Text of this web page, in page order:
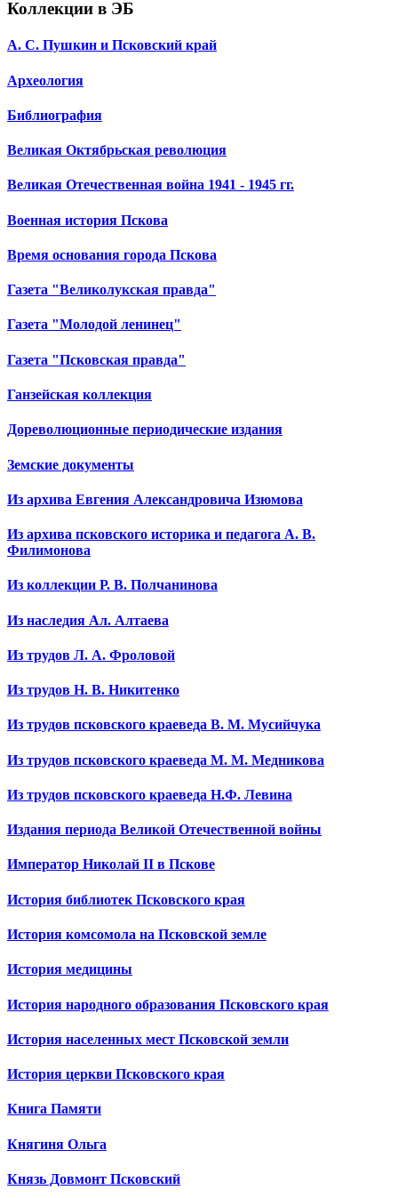
Коллекции в ЭБ
А. С. Пушкин и Псковский край
Археология
Библиография
Великая Октябрьская революция
Великая Отечественная война 1941 - 1945 гг.
Военная история Пскова
Время основания города Пскова
Газета "Великолукская правда"
Газета "Молодой ленинец"
Газета "Псковская правда"
Ганзейская коллекция
Дореволюционные периодические издания
Земские документы
Из архива Евгения Александровича Изюмова
Из архива псковского историка и педагога А. В.
Филимонова
Из коллекции Р. В. Полчанинова
Из наследия Ал. Алтаева
Из трудов Л. А. Фроловой
Из трудов Н. В. Никитенко
Из трудов псковского краеведа В. М. Мусийчука
Из трудов псковского краеведа М. М. Медникова
Из трудов псковского краеведа Н.Ф. Левина
Издания периода Великой Отечественной войны
Император Николай II в Пскове
История библиотек Псковского края
История комсомола на Псковской земле
История медицины
История народного образования Псковского края
История населенных мест Псковской земли
История церкви Псковского края
Книга Памяти
Княгиня Ольга
Князь Довмонт Псковский